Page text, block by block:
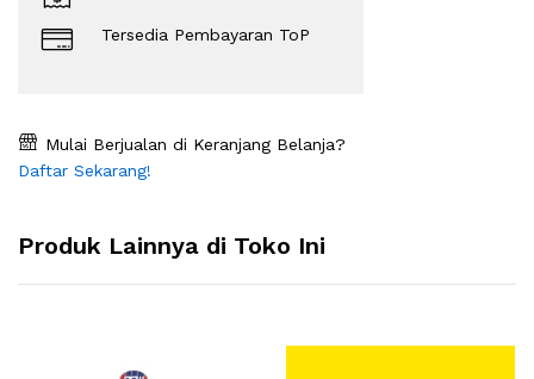
Tersedia Pembayaran ToP
Mulai Berjualan di Keranjang Belanja?
Daftar Sekarang!
Produk Lainnya di Toko Ini